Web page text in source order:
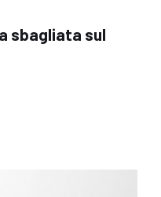
sbagliata sul